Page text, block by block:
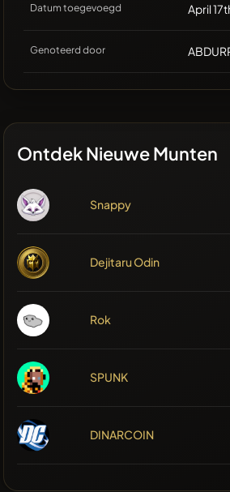
Datum toegevoegd April
Genoteerd door
Ontdek Nieuwe Munten
Snappy
Dejitaru Odin
Rok
SPUNK
DINARCOIN